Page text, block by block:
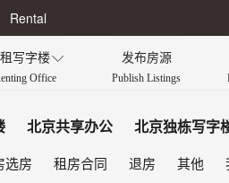
Rental
租写字楼
Office
 发布房源
Publish Listings
北京共享办公 北京独栋写字
选房 租房合同 退房 其他